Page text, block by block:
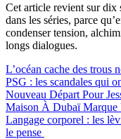
Cet article revient sur dix
dans les séries, parce
condenser tension,
longs dialogues.
L’océan cache des trous
PSG : les scandales qui
Nouveau Départ Pour
Maison À Dubaï Marque
Langage corporel : les
le pense